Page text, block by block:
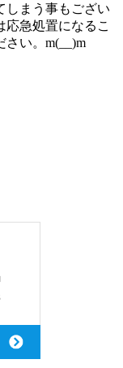
しまう事もござい
応急処置になるこ
さい。m(__)m